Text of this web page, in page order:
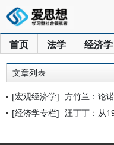
首页 法学 经济学
文章列表
[宏观经济学] 方竹兰：论
[经济学专栏] 汪丁丁：从